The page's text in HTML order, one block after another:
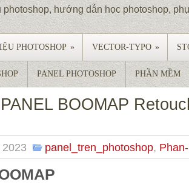
photoshop, hướng dẫn học photoshop,
PHOTOSHOP » VECTOR-TYPO »
PANEL PHOTOSHOP PHẦN MỀM
BOOMAP
panel_tren_photoshop,